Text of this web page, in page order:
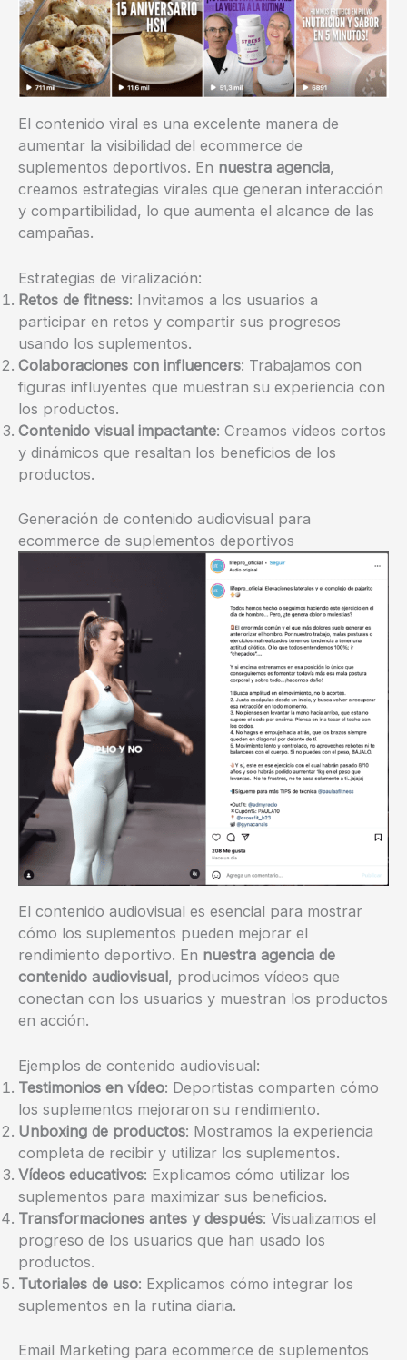
El contenido viral es una excelente manera de
aumentar la visibilidad del ecommerce de
suplementos deportivos. En nuestra agencia,
creamos estrategias virales que generan interacción
y compartibilidad, lo que aumenta el alcance de las
campañas.
Estrategias de viralización:
Retos de fitness: Invitamos a los usuarios a
participar en retos y compartir sus progresos
usando los suplementos.
Colaboraciones con influencers: Trabajamos con
figuras influyentes que muestran su experiencia con
los productos.
Contenido visual impactante: Creamos vídeos cortos
y dinámicos que resaltan los beneficios de los
productos.
Generación de contenido audiovisual para
ecommerce de suplementos deportivos
El contenido audiovisual es esencial para mostrar
cómo los suplementos pueden mejorar el
rendimiento deportivo. En nuestra agencia de
contenido audiovisual, producimos vídeos que
conectan con los usuarios y muestran los productos
en acción.
Ejemplos de contenido audiovisual:
Testimonios en vídeo: Deportistas comparten cómo
los suplementos mejoraron su rendimiento.
Unboxing de productos: Mostramos la experiencia
completa de recibir y utilizar los suplementos.
Vídeos educativos: Explicamos cómo utilizar los
suplementos para maximizar sus beneficios.
Transformaciones antes y después: Visualizamos el
progreso de los usuarios que han usado los
productos.
Tutoriales de uso: Explicamos cómo integrar los
suplementos en la rutina diaria.
Email Marketing para ecommerce de suplementos